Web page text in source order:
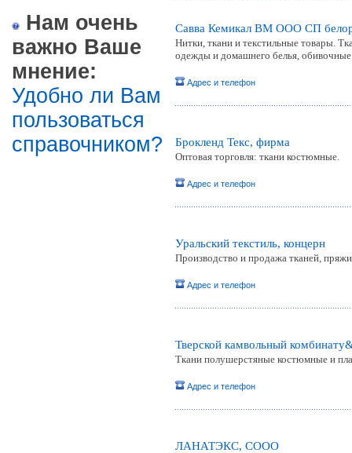
Нам очень
важно Ваше
мнение:
Удобно ли Вам
пользоваться
справочником?
Савва Кемикал ВМ ООО СП
Нитки, ткани и текстильные товары.
одежды и домашнего белья,
Адрес и телефон
Брокленд Текс, фирма
Оптовая торговля: ткани костюмные.
Адрес и телефон
Уральский текстиль, концерн
Производство и продажа тканей,
Адрес и телефон
Тверской камвольный
Ткани полушерстяные костюмные и
Адрес и телефон
ЛАНАТЭКС, СООО